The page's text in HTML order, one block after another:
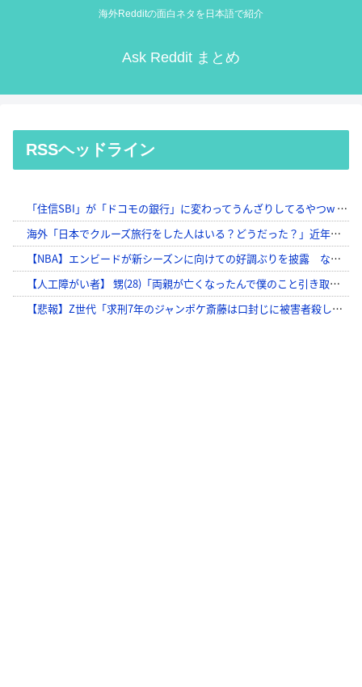
海外Redditの面白ネタを日本語で紹介
Ask Reddit まとめ
RSSヘッドライン